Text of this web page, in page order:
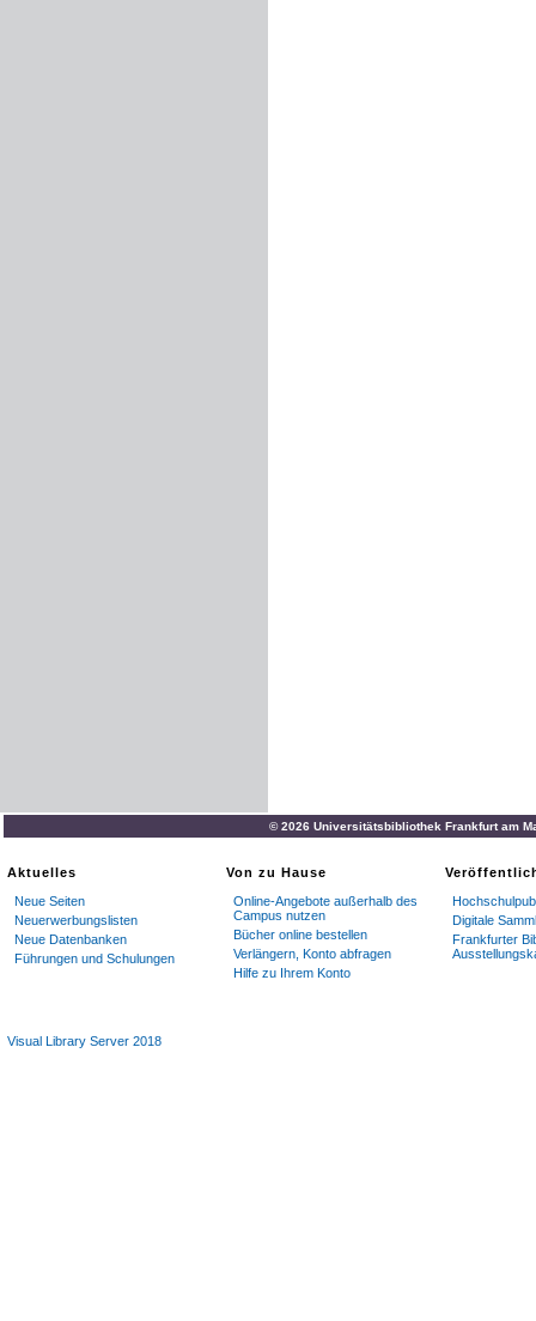
© 2026 Universitätsbibliothek Frankfurt am
Aktuelles
Neue Seiten
Neuerwerbungslisten
Neue Datenbanken
Führungen und Schulungen
Von zu Hause
Online-Angebote außerhalb des
Campus nutzen
Bücher online bestellen
Verlängern, Konto abfragen
Hilfe zu Ihrem Konto
Digitale
Frankfurter
Visual Library Server 2018